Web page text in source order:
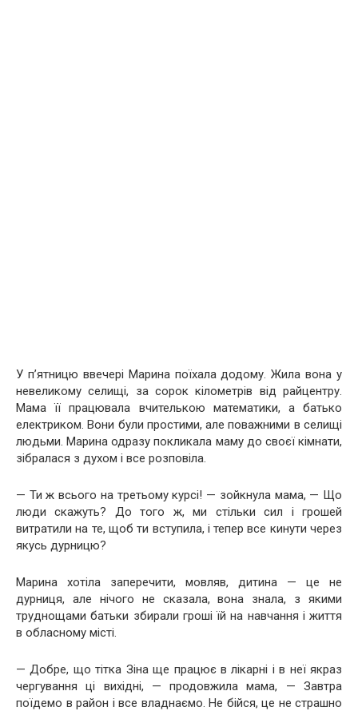
У п’ятницю ввечері Марина поїхала додому. Жила вона у
невеликому селищі, за сорок кілометрів від райцентру.
Мама її працювала вчителькою математики, а батько
електриком. Вони були простими, але поважними в селищі
людьми. Марина одразу покликала маму до своєї кімнати,
зібралася з духом і все розповіла.
— Ти ж всього на третьому курсі! — зойкнула мама, — Що
люди скажуть? До того ж, ми стільки сил і грошей
витратили на те, щоб ти вступила, і тепер все кинути через
якусь дурницю?
Марина хотіла заперечити, мовляв, дитина — це не
дурниця, але нічого не сказала, вона знала, з якими
труднощами батьки збирали гроші їй на навчання і життя
в обласному місті.
— Добре, що тітка Зіна ще працює в лікарні і в неї якраз
чергування ці вихідні, — продовжила мама, — Завтра
поїдемо в район і все владнаємо. Не бійся, це не страшно